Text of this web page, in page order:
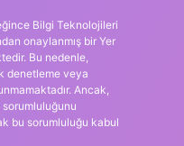
Bilgi Teknolojileri
onaylanmış bir Yer
Bu nedenle,
denetleme veya
Ancak,
bu sorumluluğu kabul